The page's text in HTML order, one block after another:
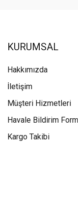
KURUMSAL
Hakkımızda
İletişim
Müşteri Hizmetleri
Havale Bildirim
Kargo Takibi